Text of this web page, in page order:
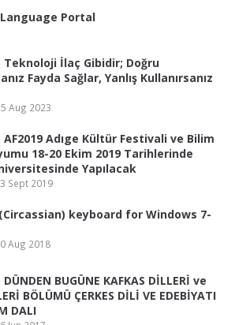
Portal
İlaç Gibidir; Doğru
Fayda Sağlar, Yanlış Kullanırsanız
Aug 2023
Adıge Kültür Festivali ve Bilim
18-20 Ekim 2019 Tarihlerinde
Yapılacak
Sept 2019
keyboard for Windows 7-
Aug 2018
BUGÜNE KAFKAS DİLLERİ ve
BÖLÜMÜ ÇERKES DİLİ VE EDEBİYATI
DALI